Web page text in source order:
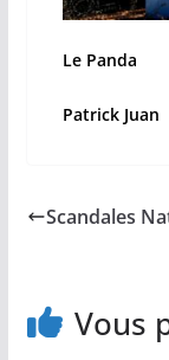
Le Panda
Patrick Juan
Scandales
Vous